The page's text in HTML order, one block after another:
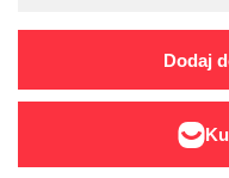
Dodaj